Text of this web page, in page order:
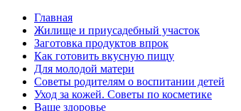
Главная
Жилище и приусадебный участок
Заготовка продуктов впрок
Как готовить вкусную пищу
Для молодой матери
Советы родителям о воспитании детей
Уход за кожей. Советы по косметике
Ваше здоровье